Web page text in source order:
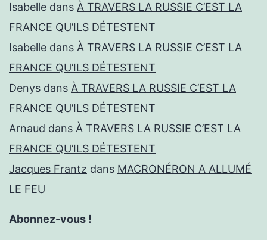
Isabelle dans À TRAVERS LA RUSSIE C’EST LA
FRANCE QU’ILS DÉTESTENT
Isabelle dans À TRAVERS LA RUSSIE C’EST LA
FRANCE QU’ILS DÉTESTENT
Denys dans À TRAVERS LA RUSSIE C’EST LA
FRANCE QU’ILS DÉTESTENT
Arnaud dans À TRAVERS LA RUSSIE C’EST LA
FRANCE QU’ILS DÉTESTENT
Jacques Frantz dans MACRONÉRON A ALLUMÉ
LE FEU
Abonnez-vous !